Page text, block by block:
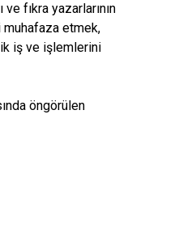
fıkra yazarlarının
etmek,
iş ve işlemlerini
öngörülen